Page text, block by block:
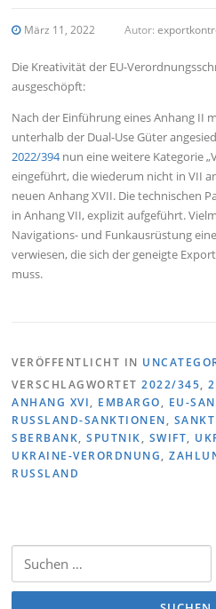
März 11, 2022 Autor:
Die Kreativität der EU-
ausgeschöpft:
Nach der Einführung eines Anhang II
unterhalb der Dual-Use Güter
2022/394nun eine weitere Kategorie
eingeführt, die wiederum nicht in VII
neuen Anhang XVII. Die technischen
in Anhang VII, explizit aufgeführt.
Navigations- und Funkausrüstung
verwiesen, die sich der geneigte
muss.
VERÖFFENTLICHT IN
VERSCHLAGWORTET2022/345,
ANHANG XVI, EMBARGO, EU-
RUSSLAND-SANKTIONEN,
SBERBANK,SPUTNIK, SWIFT,
UKRAINE-VERORDNUNG,
RUSSLAND
Suchen nach: